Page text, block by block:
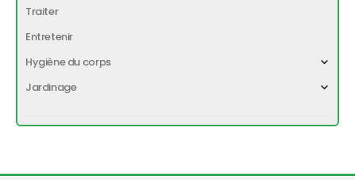
Traiter
Entretenir
Hygiène du corps
Jardinage